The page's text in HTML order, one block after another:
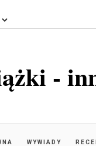
-
WYWIADY